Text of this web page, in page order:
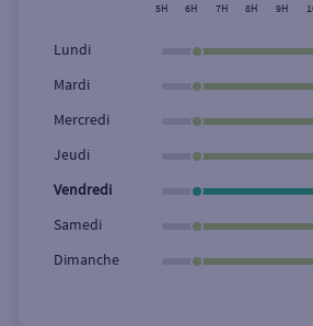
Rue
5H 6H 7H 8H 9H
Lundi
Mardi
Mercredi
Jeudi
Vendredi
Samedi
Dimanche